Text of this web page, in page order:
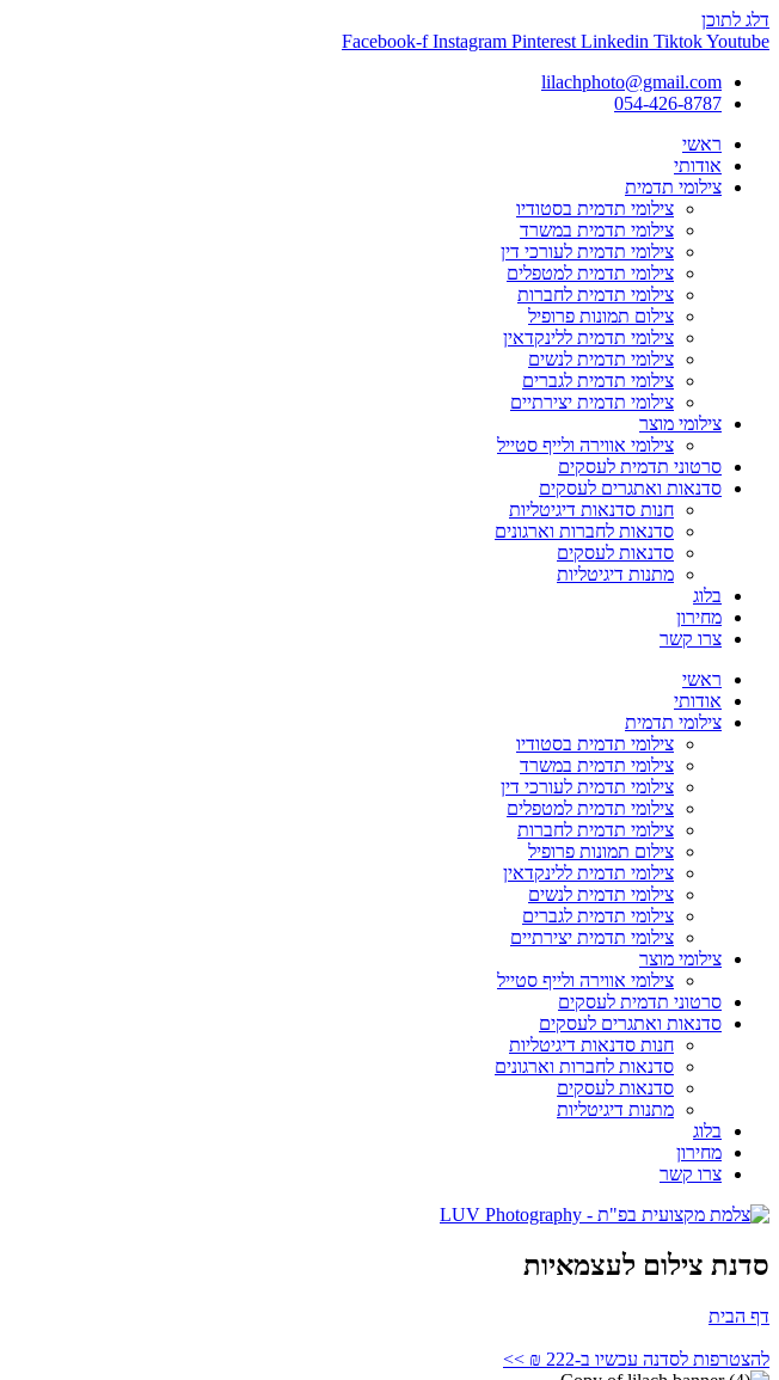
דלג לתוכן
Facebook-f Instagram Pinterest Linkedin TiktokYoutube
lilachphoto@gmail.com
054-426-8787
ראשי
אודותי
צילומי תדמית
צילומי תדמית בסטודיו
צילומי תדמית במשרד
צילומי תדמית לעורכי דין
צילומי תדמית למטפלים
צילומי תדמית לחברות
צילום תמונות פרופיל
צילומי תדמית ללינקדאין
צילומי תדמית לנשים
צילומי תדמית לגברים
צילומי תדמית יצירתיים
צילומי מוצר
צילומי אווירה ולייף סטייל
סרטוני תדמית לעסקים
סדנאות ואתגרים לעסקים
חנות סדנאות דיגיטליות
סדנאות לחברות וארגונים
סדנאות לעסקים
מתנות דיגיטליות
בלוג
מחירון
צרו קשר
ראשי
אודותי
צילומי תדמית
צילומי תדמית בסטודיו
צילומי תדמית במשרד
צילומי תדמית לעורכי דין
צילומי תדמית למטפלים
צילומי תדמית לחברות
צילום תמונות פרופיל
צילומי תדמית ללינקדאין
צילומי תדמית לנשים
צילומי תדמית לגברים
צילומי תדמית יצירתיים
צילומי מוצר
צילומי אווירה ולייף סטייל
סרטוני תדמית לעסקים
סדנאות ואתגרים לעסקים
חנות סדנאות דיגיטליות
סדנאות לחברות וארגונים
סדנאות לעסקים
מתנות דיגיטליות
בלוג
מחירון
צרו קשר
סדנת צילום לעצמאיות
דף הבית
להצטרפות לסדנה עכשיו ב-222 ₪ >>